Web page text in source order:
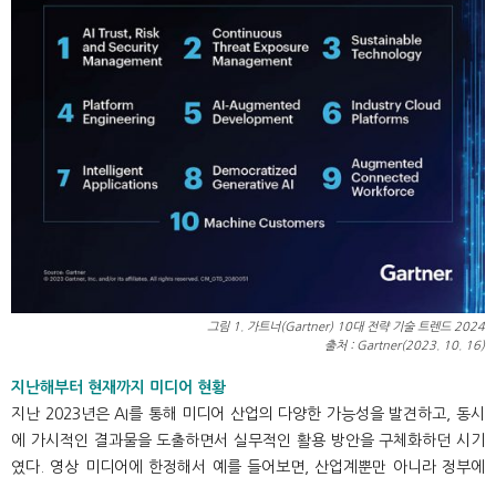
그림 1. 가트너(Gartner) 10대 전략 기술 트렌드 2024
출처 : Gartner(2023. 10. 16)
지난해부터 현재까지 미디어 현황
지난 2023년은 AI를 통해 미디어 산업의 다양한 가능성을 발견하고, 동시
에 가시적인 결과물을 도출하면서 실무적인 활용 방안을 구체화하던 시기
였다. 영상 미디어에 한정해서 예를 들어보면, 산업계뿐만 아니라 정부에